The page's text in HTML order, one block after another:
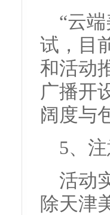
“云
试，目
和活动
广播开
阔度与
5、
活动
除天津